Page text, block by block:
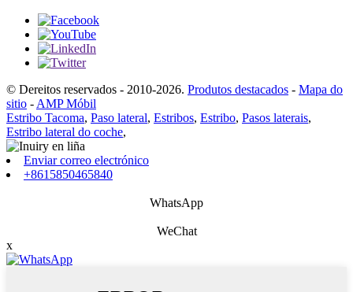
© Dereitos reservados - 2010-2026. Produtos destacados - Mapa do
sitio - AMP Móbil
Estribo Tacoma, Paso lateral, Estribos, Estribo, Pasos laterais,
Estribo lateral do coche,
Enviar correo electrónico
+8615850465840
WhatsApp
WeChat
x